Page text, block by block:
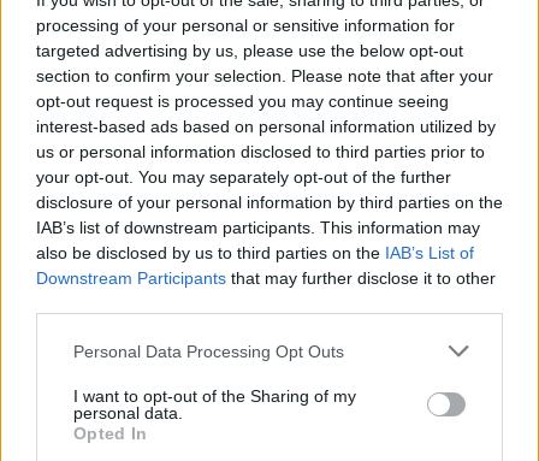
processing of your personal or sensitive information for
targeted advertising by us, please use the below opt-out
section to confirm your selection. Please note that after your
opt-out request is processed you may continue seeing
interest-based ads based on personal information utilized by
us or personal information disclosed to third parties prior to
your opt-out. You may separately opt-out of the further
disclosure of your personal information by third parties on the
IAB’s list of downstream participants. This information may
also be disclosed by us to third parties on the IAB’s List of
Downstream Participants that may further disclose it to other
Please note that this website/app uses one or more Google
not limited to your visit or usage behaviour. You may click to
grant or deny consent to Google and its third-party tags to
use your data for below specified purposes in below Google
Personal Data Processing Opt Outs
I want to opt-out of the Sharing of my
personal data.
Opted In
AUTORE
Staff